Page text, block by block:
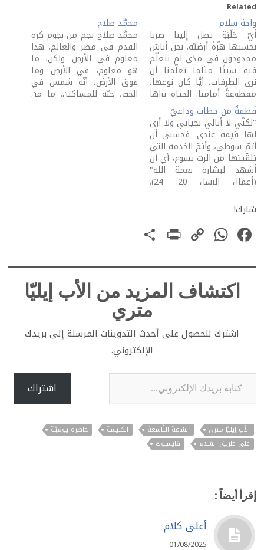
Related
واحة سلام
أيّ جَلَبَةِ تصل إلينا صرنا
نحسبها هزّةً أرضيّة. نحن أناسٌ
ممدودون في مدًى لم نتعلّم
فيه شيئًا مثلما تعلّمنا أن
نرى الطرقات، أيًّا كان نوعها،
مقطوعةً أمامنا. الحياة نراها
بمعظمنا هاربةً إلى الأمام.
سجّلت الحياة على أجسادنا،
ببراعة كبيرة، أنّ النهاية،
نهايتنا، تتربّص بنا على أبوابنا.
أتكلّم على الحروب
وامتداداتها؟…
محمَّد صلاح
محمَّد صلاح نجم من نجوم كرة
القدم في مصر والعالم. هذا
معلوم في الأرض. ولكن، ما
هو معلوم، في الأرض وما
فوق الأرض، أنّه شمس في
الحبّ، حبّه للمساكين. ما من
قَطفةٌ من خطاب وداعيّ
"لكنّي لا أبالي بحياتي ولا أرى
لها قيمةً عندي. فحسبي أن
أتمّ شوطي، وأتمّ الخدمة التي
تلقّيتها من الربّ يسوع، أي أن
أشهد لبشارة نعمة الله"
(أعمال الرسل 20: 24).
خطاب ألقاه بولس فيما كان
يودّع شيوخ الكنيسة في
أفسس (20: 18- 35). ونعرف
من قراءته…
شارك!
Facebook
WhatsApp
Copy
PrintFriendly
اكتشاف المزيد من الأب إيليّا
متري
اشترك للحصول على أحدث التدوينات المرسلة إلى بريدك
الإلكتروني.
كتابة بريدك الإلكتروني...
اشتراك
الأب إيليّا متري السّاعة التّاسعة الكنيسة
خاطرة يوميّة
على طريق السّلام
فايسبوك
إقرأ أيضاً :
أعلى كلام
01/08/2025